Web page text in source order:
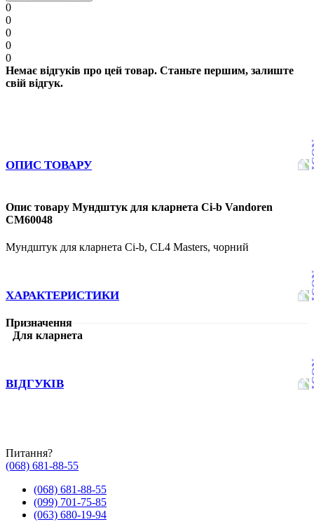
0
0
0
0
0
Немає відгуків про цей товар. Станьте першим, залиште
свій відгук.
ОПИС ТОВАРУ
Опис товару Мундштук для кларнета Сі-b Vandoren
CM60048
Мундштук для кларнета Сі-b, CL4 Masters, чорний
ХАРАКТЕРИСТИКИ
Призначення
Для кларнета
ВІДГУКІВ
Питання?
(068) 681-88-55
(068) 681-88-55
(099) 701-75-85
(063) 680-19-94